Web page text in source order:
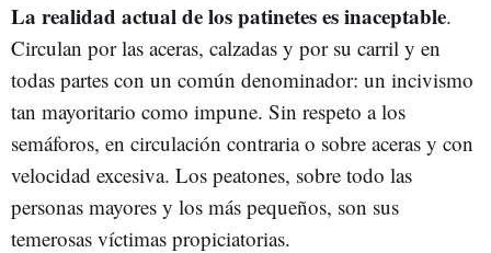
La realidad actual de los patinetes es inaceptable.
Circulan por las aceras, calzadas y por su carril y en
todas partes con un común denominador: un incivismo
tan mayoritario como impune. Sin respeto a los
semáforos, en circulación contraria o sobre aceras y con
velocidad excesiva. Los peatones, sobre todo las
personas mayores y los más pequeños, son sus
temerosas víctimas propiciatorias.